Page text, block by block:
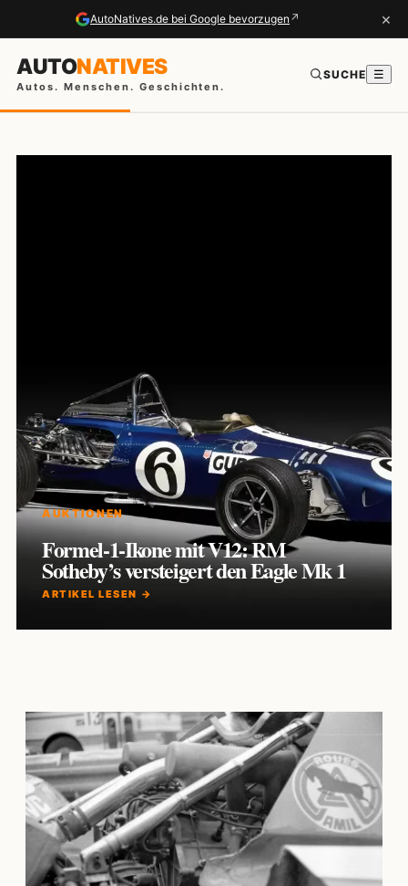
AutoNatives.de bei Google bevorzugen ↗ ×
AUTONATIVES
Autos. Menschen. Geschichten.
SUCHE ☰
AUKTIONEN
Formel-1-Ikone mit V12: RM
Sotheby’s versteigert den Eagle Mk 1
ARTIKEL LESEN →